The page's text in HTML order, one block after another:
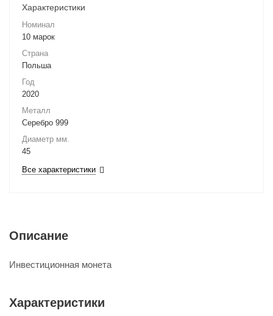
Характеристики
Номинал
10 марок
Страна
Польша
Год
2020
Металл
Серебро 999
Диаметр мм.
45
Все характеристики
Описание
Инвестиционная монета
Характеристики